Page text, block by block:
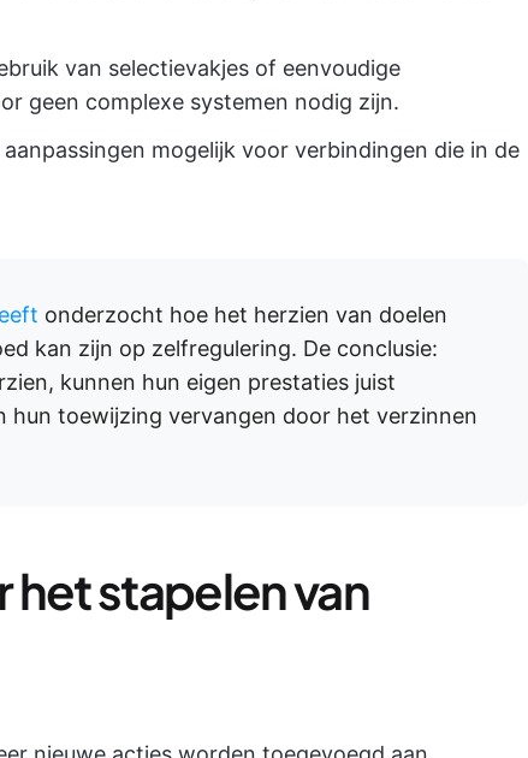
van selectievakjes of eenvoudige
geen complexe systemen nodig zijn.
mogelijk voor verbindingen die in de
onderzocht hoe het herzien van doelen
kan zijn op zelfregulering. De conclusie:
kunnen hun eigen prestaties juist
hun toewijzing vervangen door het verzinnen
het stapelen van